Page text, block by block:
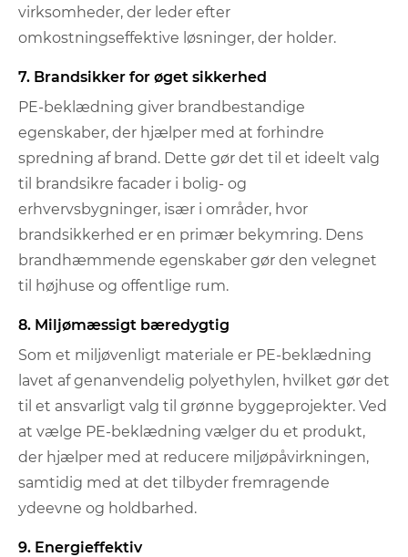
virksomheder, der leder efter
omkostningseffektive løsninger, der holder.
7. Brandsikker for øget sikkerhed
PE-beklædning giver brandbestandige
egenskaber, der hjælper med at forhindre
spredning af brand. Dette gør det til et ideelt valg
til brandsikre facader i bolig- og
erhvervsbygninger, især i områder, hvor
brandsikkerhed er en primær bekymring. Dens
brandhæmmende egenskaber gør den velegnet
til højhuse og offentlige rum.
8. Miljømæssigt bæredygtig
Som et miljøvenligt materiale er PE-beklædning
lavet af genanvendelig polyethylen, hvilket gør det
til et ansvarligt valg til grønne byggeprojekter. Ved
at vælge PE-beklædning vælger du et produkt,
der hjælper med at reducere miljøpåvirkningen,
samtidig med at det tilbyder fremragende
ydeevne og holdbarhed.
9. Energieffektiv